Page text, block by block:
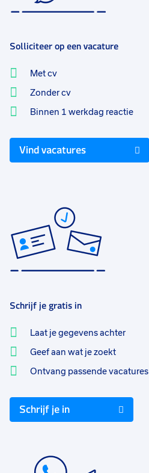
Solliciteer op een vacature
Met cv
Zonder cv
Binnen 1 werkdag reactie
Vind vacatures
Schrijf je gratis in
Laat je gegevens achter
Geef aan wat je zoekt
Ontvang passende vacatures
Schrijf je in